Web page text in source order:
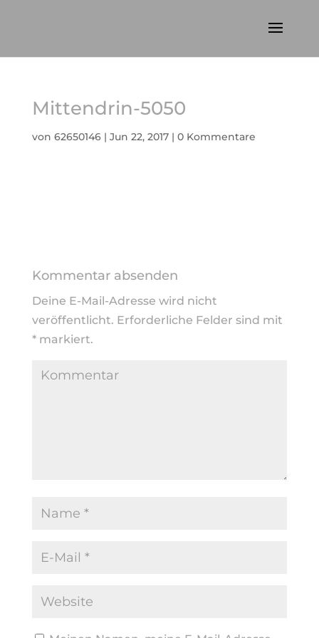
Mittendrin-5050
von 62650146| Jun 22, 2017| 0 Kommentare
Kommentar absenden
Deine E-Mail-Adresse wird nicht
veröffentlicht. Erforderliche Felder sind mit
*markiert.